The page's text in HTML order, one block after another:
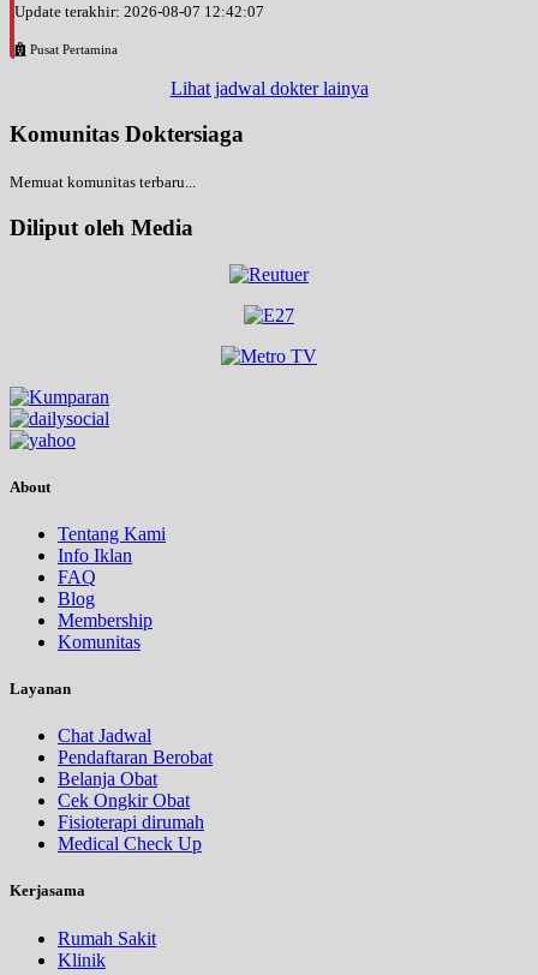
Update terakhir: 2026-08-07 12:42:07
Pusat Pertamina
Lihat jadwal dokter lainya
Komunitas Doktersiaga
Memuat komunitas terbaru...
Diliput oleh Media
About
Tentang Kami
Info Iklan
FAQ
Blog
Membership
Komunitas
Layanan
Chat Jadwal
Pendaftaran Berobat
Belanja Obat
Cek Ongkir Obat
Fisioterapi dirumah
Medical Check Up
Kerjasama
Rumah Sakit
Klinik